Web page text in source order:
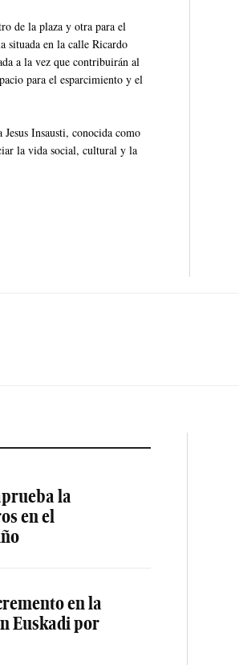
de la plaza y otra para el
situada en la calle Ricardo
a la vez que contribuirán al
para el esparcimiento y el
Insausti, conocida como
la vida social, cultural y la
la
en el
en la
Euskadi por